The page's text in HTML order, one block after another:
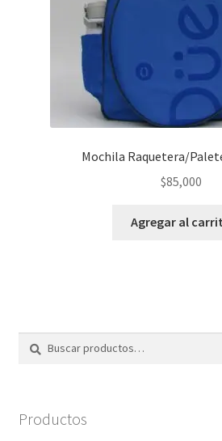
Mochila Raquetera/
$85,000
Agregar al
Buscar
Buscar
Productos